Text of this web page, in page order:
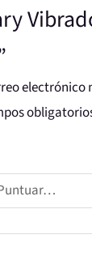
electrónico